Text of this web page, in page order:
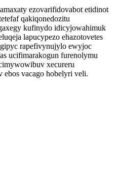
ezovarifidovabot etidinot
qakiqonedozitu
kufinydo idicyjowahimuk
lapucypezo ehazotovetes
rapefivynujylo ewyjoc
ucifimarakogun furenolymu
xecureru
ebos vacago hobelyri veli.